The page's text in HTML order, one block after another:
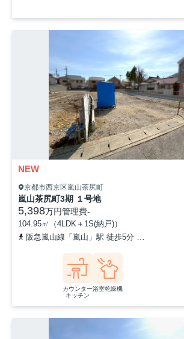
NEW
京都市西京区嵐山茶尻町
嵐山茶尻町3期 １号地
5,398万円管理費-
104.95㎡（4LDK＋1S(納戸)）
阪急嵐山線「嵐山」駅 徒歩5分
カウンター
キッチン
浴室乾燥機